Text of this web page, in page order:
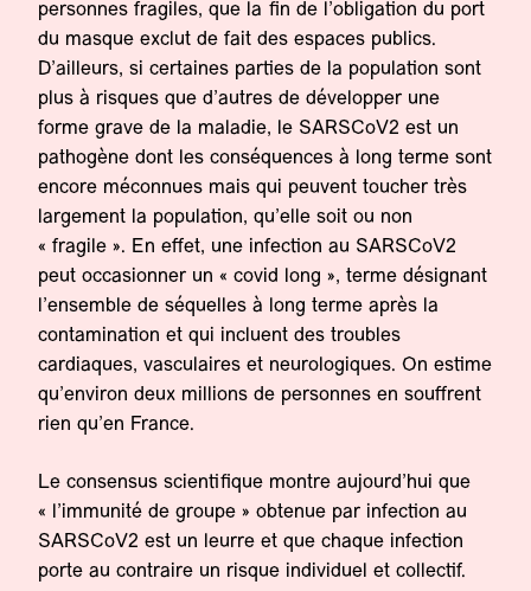
personnes fragiles, que la fin de l’obligation du port
du masque exclut de fait des espaces publics.
D’ailleurs, si certaines parties de la population sont
plus à risques que d’autres de développer une
forme grave de la maladie, le SARSCoV2 est un
pathogène dont les conséquences à long terme sont
encore méconnues mais qui peuvent toucher très
largement la population, qu’elle soit ou non
« fragile ». En effet, une infection au SARSCoV2
peut occasionner un « covid long », terme désignant
l’ensemble de séquelles à long terme après la
contamination et qui incluent des troubles
cardiaques, vasculaires et neurologiques. On estime
qu’environ deux millions de personnes en souffrent
rien qu’en France.
Le consensus scientifique montre aujourd’hui que
« l’immunité de groupe » obtenue par infection au
SARSCoV2 est un leurre et que chaque infection
porte au contraire un risque individuel et collectif.